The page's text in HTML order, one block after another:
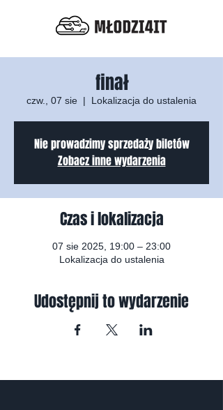
finał
czw., 07 sie
  |
Lokalizacja do ustalenia
Nie prowadzimy sprzedaży biletów
Zobacz inne wydarzenia
Czas i lokalizacja
07 sie 2025, 19:00 – 23:00
Lokalizacja do ustalenia
Udostępnij to wydarzenie